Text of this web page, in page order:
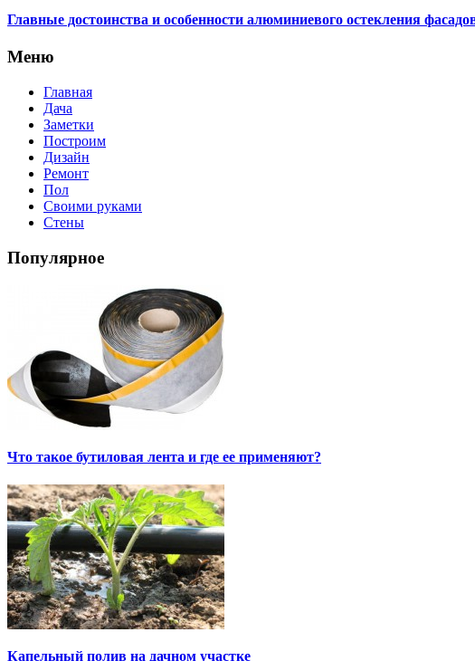
Главные достоинства и особенности алюминиевого остекления
Меню
Главная
Дача
Заметки
Построим
Дизайн
Ремонт
Пол
Своими руками
Стены
Популярное
Что такое бутиловая лента и где ее применяют?
Капельный полив на дачном участке